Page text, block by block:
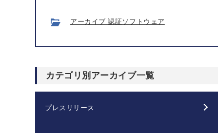
アーカイブ 認証ソフトウェア
カテゴリ別アーカイブ一覧
プレスリリース